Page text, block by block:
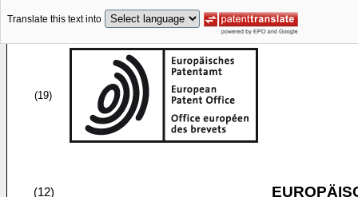
Translate this text into
(19)
(12)